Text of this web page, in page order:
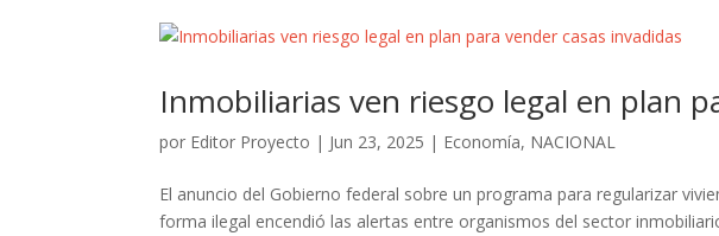
Inmobiliarias ven riesgo legal en plan
por Editor Proyecto | Jun 23, 2025 | Economía, NACIONAL
El anuncio del Gobierno federal sobre un programa para regularizar
forma ilegal encendió las alertas entre organismos del sector